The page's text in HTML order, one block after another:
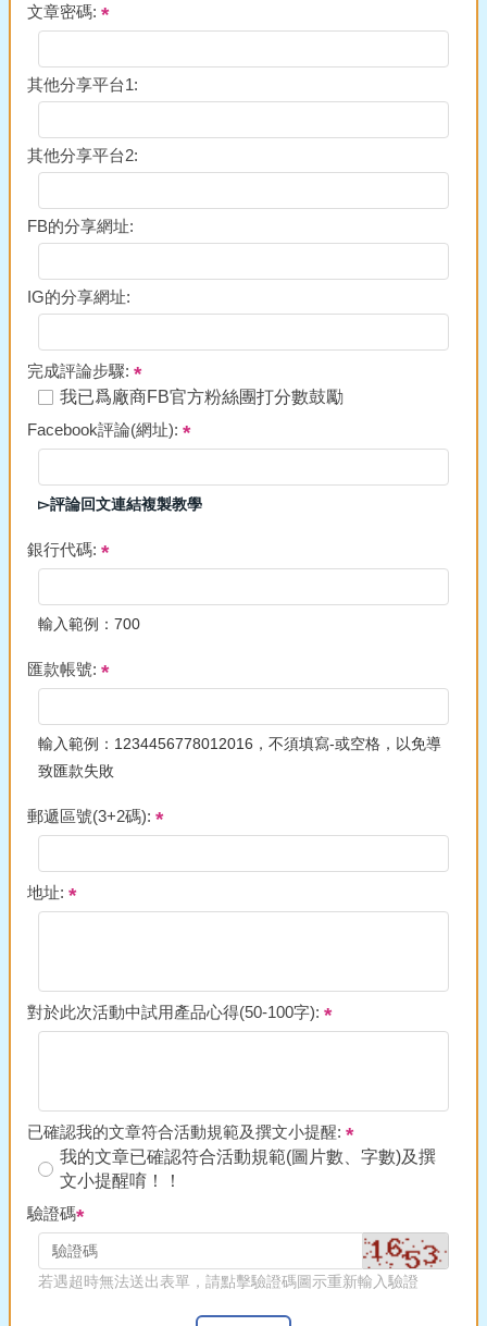
文章密碼:
其他分享平台1:
其他分享平台2:
FB的分享網址:
IG的分享網址:
完成評論步驟:
我已爲廠商FB官方粉絲團打分數鼓勵
Facebook評論(網址):
▻評論回文連結複製教學
銀行代碼:
輸入範例：700
匯款帳號:
輸入範例：1234456778012016，不須填寫-或空格，以免導
致匯款失敗
郵遞區號(3+2碼):
地址:
對於此次活動中試用產品心得(50-100字):
已確認我的文章符合活動規範及撰文小提醒:
我的文章已確認符合活動規範(圖片數、字數)及撰
文小提醒唷！！
驗證碼
若遇超時無法送出表單，請點擊驗證碼圖示重新輸入驗證